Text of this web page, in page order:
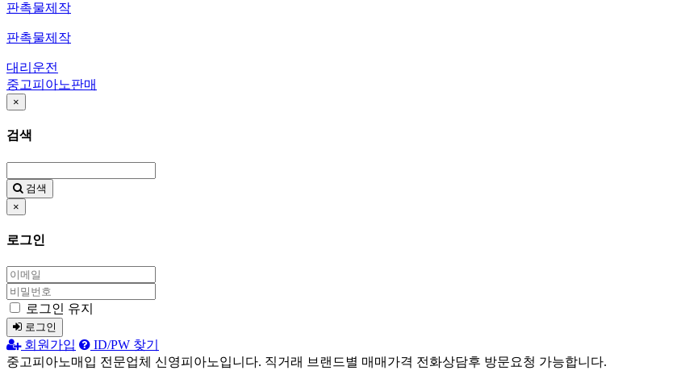
판촉물제작
판촉물제작
대리운전
중고피아노판매
×
검색
검색
×
로그인
로그인 유지
로그인
회원가입
ID/PW 찾기
중고피아노매입 전문업체 신영피아노입니다. 직거래 브랜드별 매매가격 전화상담후 방문요청 가능합니다.